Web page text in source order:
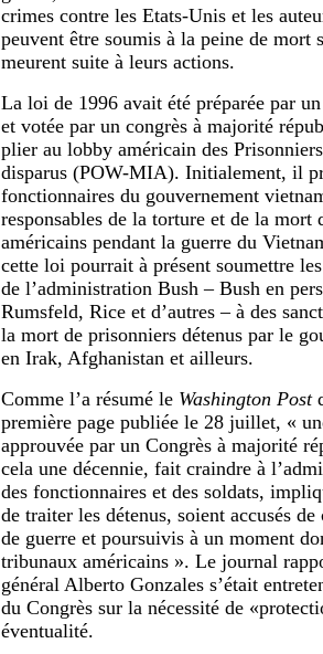
crimes contre les Etats-Unis et les
peuvent être soumis à la peine de mort
meurent suite à leurs actions.
La loi de 1996 avait été préparée par
et votée par un congrès à majorité
plier au lobby américain des
disparus (POW-MIA). Initialement, il
fonctionnaires du gouvernement
responsables de la torture et de la mort
américains pendant la guerre du
cette loi pourrait à présent soumettre
de l’administration Bush – Bush en
Rumsfeld, Rice et d’autres – à des
la mort de prisonniers détenus par le
en Irak, Afghanistan et ailleurs.
Comme l’a résumé le Washington Post
première page publiée le 28 juillet, «
approuvée par un Congrès à majorité
cela une décennie, fait craindre à
des fonctionnaires et des soldats,
de traiter les détenus, soient accusés
de guerre et poursuivis à un moment
tribunaux américains ». Le journal
général Alberto Gonzales s’était
du Congrès sur la nécessité de
éventualité.